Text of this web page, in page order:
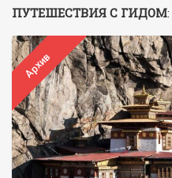
ПУТЕШЕСТВИЯ С ГИДОМ:
Архив